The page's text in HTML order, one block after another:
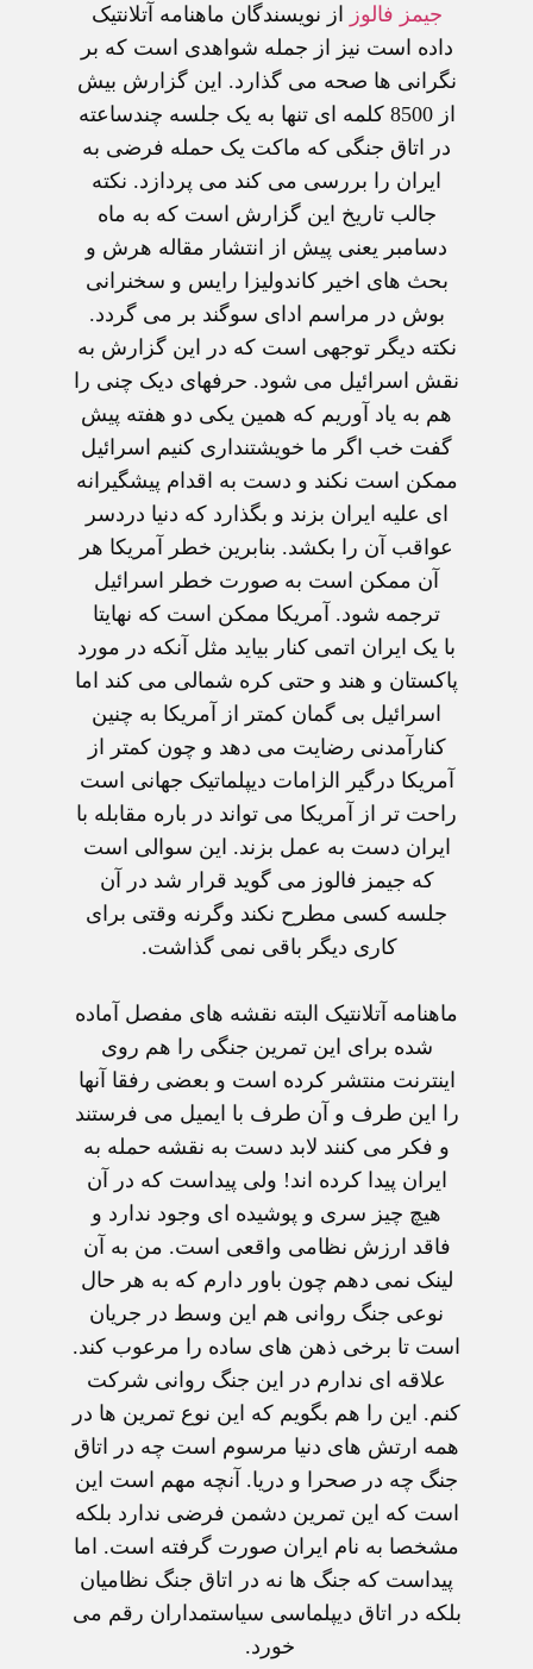
جيمز فالوز از نويسندگان ماهنامه آتلانتيک
داده است نيز از جمله شواهدی است که بر
نگرانی ها صحه می گذارد. اين گزارش بيش
از 8500 کلمه ای تنها به يک جلسه چندساعته
در اتاق جنگی که ماکت يک حمله فرضی به
ايران را بررسی می کند می پردازد. نکته
جالب تاريخ اين گزارش است که به ماه
دسامبر يعنی پيش از انتشار مقاله هرش و
بحث های اخير کاندوليزا رايس و سخنرانی
بوش در مراسم ادای سوگند بر می گردد.
نکته ديگر توجهی است که در اين گزارش به
نقش اسرائيل می شود. حرفهای ديک چنی را
هم به ياد آوريم که همين يکی دو هفته پيش
گفت خب اگر ما خويشتنداری کنيم اسرائيل
ممکن است نکند و دست به اقدام پيشگيرانه
ای عليه ايران بزند و بگذارد که دنيا دردسر
عواقب آن را بکشد. بنابرين خطر آمريکا هر
آن ممکن است به صورت خطر اسرائيل
ترجمه شود. آمريکا ممکن است که نهايتا
با يک ايران اتمی کنار بيايد مثل آنکه در مورد
پاکستان و هند و حتی کره شمالی می کند اما
اسرائيل بی گمان کمتر از آمريکا به چنين
کنارآمدنی رضايت می دهد و چون کمتر از
آمريکا درگير الزامات ديپلماتيک جهانی است
راحت تر از آمريکا می تواند در باره مقابله با
ايران دست به عمل بزند. اين سوالی است
که جيمز فالوز می گويد قرار شد در آن
جلسه کسی مطرح نکند وگرنه وقتی برای
کاری ديگر باقی نمی گذاشت.
ماهنامه آتلانتيک البته نقشه های مفصل آماده
شده برای اين تمرين جنگی را هم روی
اينترنت منتشر کرده است و بعضی رفقا آنها
را اين طرف و آن طرف با ايميل می فرستند
و فکر می کنند لابد دست به نقشه حمله به
ايران پيدا کرده اند! ولی پيداست که در آن
هيچ چيز سری و پوشيده ای وجود ندارد و
فاقد ارزش نظامی واقعی است. من به آن
لينک نمی دهم چون باور دارم که به هر حال
نوعی جنگ روانی هم اين وسط در جريان
است تا برخی ذهن های ساده را مرعوب کند.
علاقه ای ندارم در اين جنگ روانی شرکت
کنم. اين را هم بگويم که اين نوع تمرين ها در
همه ارتش های دنيا مرسوم است چه در اتاق
جنگ چه در صحرا و دريا. آنچه مهم است اين
است که اين تمرين دشمن فرضی ندارد بلکه
مشخصا به نام ايران صورت گرفته است. اما
پيداست که جنگ ها نه در اتاق جنگ نظاميان
بلکه در اتاق ديپلماسی سياستمداران رقم می
خورد.